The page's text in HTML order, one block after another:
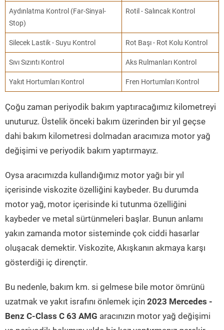
Aydınlatma Kontrol (Far-Sinyal-
Stop)
Rotil - Salıncak Kontrol
Silecek Lastik - Suyu Kontrol Rot Başı - Rot Kolu Kontrol
Sıvı Sızıntı Kontrol Aks Rulmanları Kontrol
Yakıt Hortumları Kontrol Fren Hortumları Kontrol
Çoğu zaman periyodik bakım yaptıracağımız kilometreyi
unuturuz. Üstelik önceki bakım üzerinden bir yıl geçse
dahi bakım kilometresi dolmadan aracımıza motor yağ
değişimi ve periyodik bakım yaptırmayız.
Oysa aracımızda kullandığımız motor yağı bir yıl
içerisinde viskozite özelliğini kaybeder. Bu durumda
motor yağ, motor içerisinde ki tutunma özelliğini
kaybeder ve metal sürtünmeleri başlar. Bunun anlamı
yakın zamanda motor sisteminde çok ciddi hasarlar
oluşacak demektir. Viskozite, Akışkanın akmaya karşı
gösterdiği iç dirençtir.
Bu nedenle, bakım km. si gelmese bile motor ömrünü
uzatmak ve yakıt israfını önlemek için 2023 Mercedes -
Benz C-Class C 63 AMG aracınızın motor yağ değişimi